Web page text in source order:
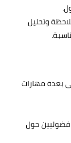
وتحليل
بعدة مهارات
حول